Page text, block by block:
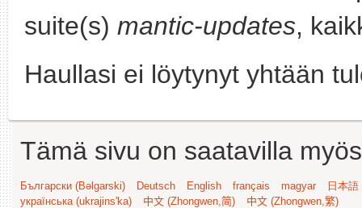
suite(s) mantic-updates,
Haullasi ei löytynyt yhtään
Tämä sivu on saatavilla
Български (Bəlgarski) Deutsch English français magyar
日本
українська (ukrajins'ka)
中文 (Zhongwen,简) 中文 (Zhongwen,繁)